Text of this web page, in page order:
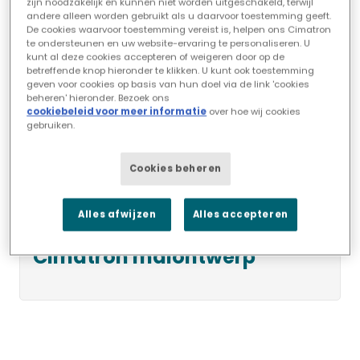
Cimatron malontwerp
andere alleen worden gebruikt als u daarvoor toestemming geeft.
De cookies waarvoor toestemming vereist is, helpen ons Cimatron
te ondersteunen en uw website-ervaring te personaliseren. U
kunt al deze cookies accepteren of weigeren door op de
betreffende knop hieronder te klikken. U kunt ook toestemming
geven voor cookies op basis van hun doel via de link 'cookies
beheren' hieronder. Bezoek ons
cookiebeleid voor meer informatie over hoe wij cookies
gebruiken.
Cookies beheren
Alles afwijzen Alles accepteren